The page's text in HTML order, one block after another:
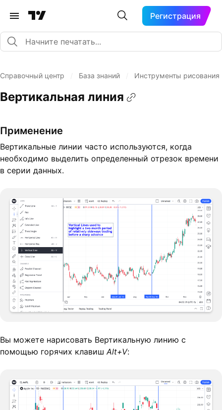
Регистрация
Справочный центр База знаний Инструменты рисования
Вертикальная линия
Применение
Вертикальные линии часто используются, когда
необходимо выделить определенный отрезок времени
в серии данных.
Вы можете нарисовать Вертикальную линию с
помощью горячих клавиш Alt+V: